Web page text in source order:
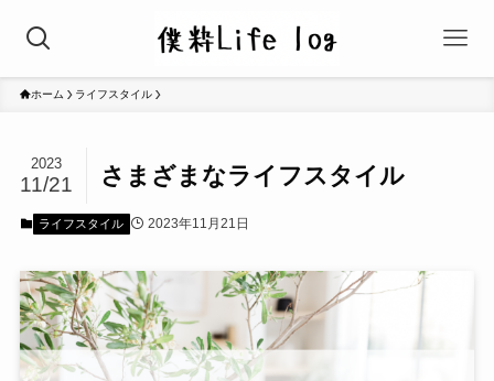
ホーム ライフスタイル
さまざまなライフスタイル
2023
11/21
ライフスタイル 2023年11月21日